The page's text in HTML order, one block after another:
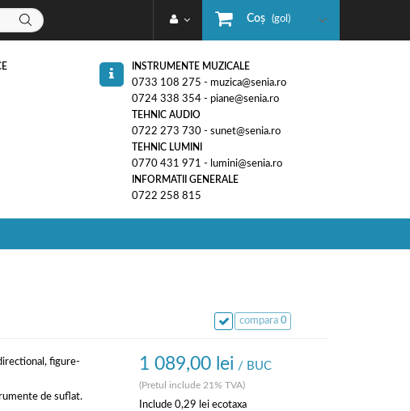
Coş (gol)
INSTRUMENTE MUZICALE
0733 108 275 - muzica@senia.ro
0724 338 354 - piane@senia.ro
TEHNIC AUDIO
0722 273 730 - sunet@senia.ro
TEHNIC LUMINI
0770 431 971 - lumini@senia.ro
INFORMATII GENERALE
0722 258 815
compara 0
figure-
de suflat.
1 089,00 lei / BUC
(Pretul include 21% TVA)
Include 0,29 leiecotaxa